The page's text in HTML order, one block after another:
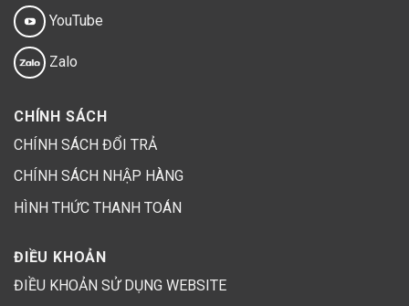
YouTube
Zalo
CHÍNH SÁCH
CHÍNH SÁCH ĐỔI TRẢ
CHÍNH SÁCH NHẬP HÀNG
HÌNH THỨC THANH TOÁN
ĐIỀU KHOẢN
ĐIỀU KHOẢN SỬ DỤNG WEBSITE